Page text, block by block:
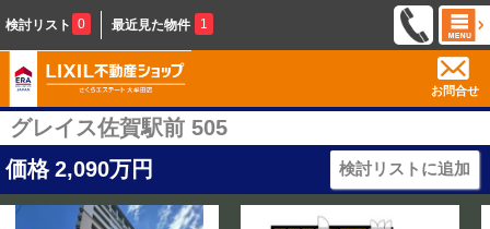
検討リスト 0 最近見た物件 1
お問合せ
グレイス佐賀駅前 505
価格 2,090万円 検討リストに追加